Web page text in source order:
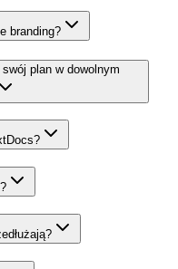
branding?
plan w dowolnym